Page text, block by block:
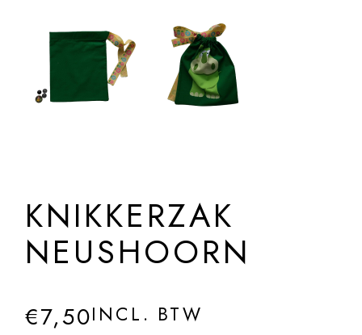
KNIKKERZAK
NEUSHOORN
€7,50INCL. BTW